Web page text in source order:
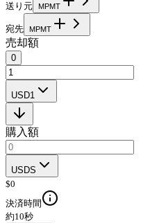
送り元 MPMT
宛先 MPMT
売却額
0
USD1
購入額
USDS
$0
決済時間
約10秒